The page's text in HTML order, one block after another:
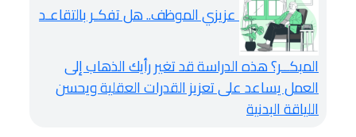
عزيزي الموظف.. هل تفكـر بالتقاعـد
المبكــر؟ هذه الدراسة قد تغير رأيكالذهاب إلى
العمل يساعد على تعزيز القدرات العقلية ويحسن
اللياقة البدنية